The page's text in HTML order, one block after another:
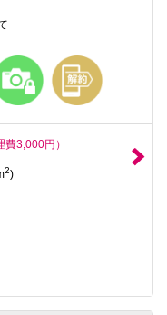
費3,000円）
2)